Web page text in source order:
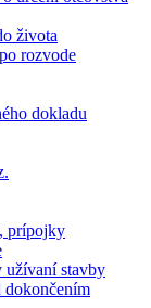
života
rozvode
dokladu
prípojky
užívaní stavby
dokončením